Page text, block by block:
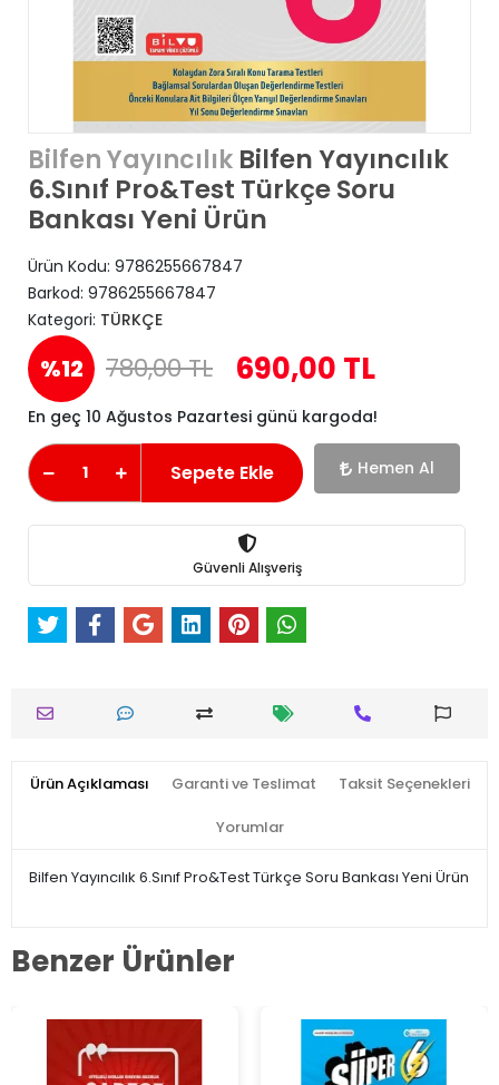
Bilfen Yayıncılık Bilfen Yayıncılık
6.Sınıf Pro&Test Türkçe Soru
Bankası Yeni Ürün
Ürün Kodu: 9786255667847
Barkod: 9786255667847
Kategori: TÜRKÇE
%12 780,00 TL 690,00 TL
En geç 10 Ağustos Pazartesi günü kargoda!
Sepete Ekle Hemen Al
Güvenli Alışveriş
Ürün Açıklaması Garanti ve Teslimat Taksit Seçenekleri
Yorumlar
Bilfen Yayıncılık 6.Sınıf Pro&Test Türkçe Soru Bankası Yeni Ürün
Benzer Ürünler